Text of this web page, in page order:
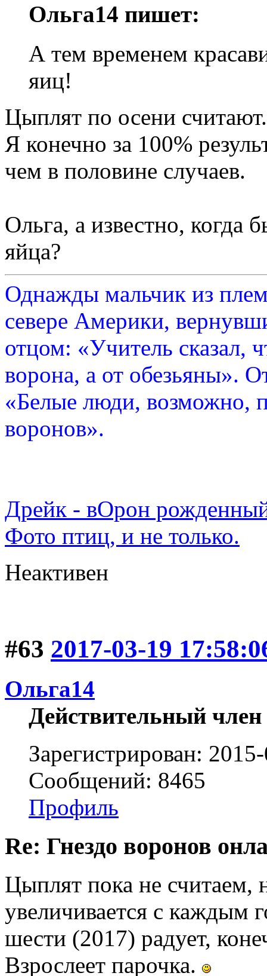
Ольга14 пишет:
А тем временем
яиц!
Цыплят по осени
Я конечно за 100%
чем в половине случаев.
Ольга, а известно, когда
яйца?
Однажды мальчик из
севере Америки,
отцом: «Учитель сказал,
ворона, а от обезьяны».
«Белые люди, возможно,
воронов».
Дрейк - вОрон
Фото птиц, и не только.
Неактивен
#63 2017-03-19
Ольга14
Действительный член
Зарегистрирован:
Сообщений: 8465
Профиль
Re: Гнездо воронов
Цыплят пока не считаем,
увеличивается с каждым
шести (2017) радует,
Взрослеет парочка.